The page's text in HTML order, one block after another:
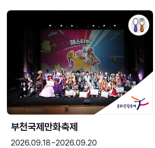
부천국제만화축제
2026.09.18~2026.09.20